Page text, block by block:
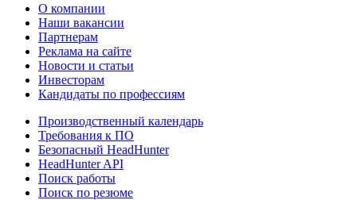
О компании
Наши вакансии
Партнерам
Реклама на сайте
Новости и статьи
Инвесторам
Кандидаты по профессиям
Производственный календарь
Требования к ПО
Безопасный HeadHunter
HeadHunter API
Поиск работы
Поиск по резюме